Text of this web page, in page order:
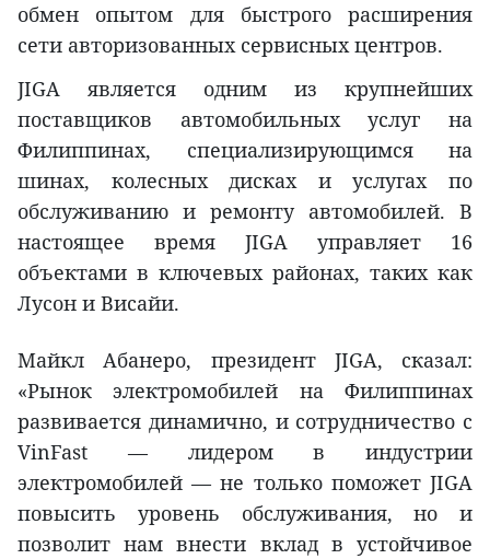
обмен опытом для быстрого расширения
сети авторизованных сервисных центров.
JIGA является одним из крупнейших
поставщиков автомобильных услуг на
Филиппинах, специализирующимся на
шинах, колесных дисках и услугах по
обслуживанию и ремонту автомобилей. В
настоящее время JIGA управляет 16
объектами в ключевых районах, таких как
Лусон и Висайи.
Майкл Абанеро, президент JIGA, сказал:
«Рынок электромобилей на Филиппинах
развивается динамично, и сотрудничество с
VinFast — лидером в индустрии
электромобилей — не только поможет JIGA
повысить уровень обслуживания, но и
позволит нам внести вклад в устойчивое